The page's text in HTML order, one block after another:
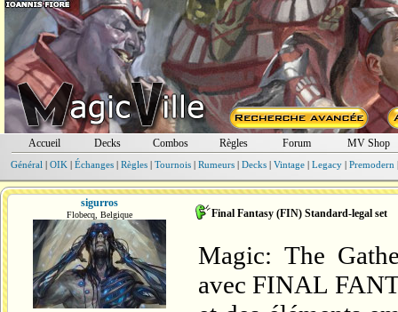
Accueil Decks Combos Règles Forum MV Shop
Général | OIK | Échanges| Règles| Tournois| Rumeurs| Decks| Vintage| Legacy| Premodern
sigurros
Flobecq, Belgique Final Fantasy (FIN) Standard-legal set
Magic: The
avec FINAL